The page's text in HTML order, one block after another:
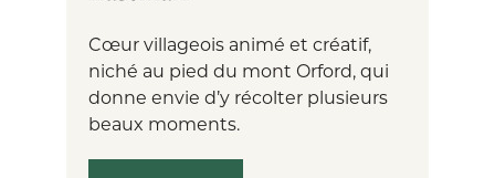
Cœur villageois animé et créatif,
niché au pied du mont Orford, qui
donne envie d’y récolter plusieurs
beaux moments.